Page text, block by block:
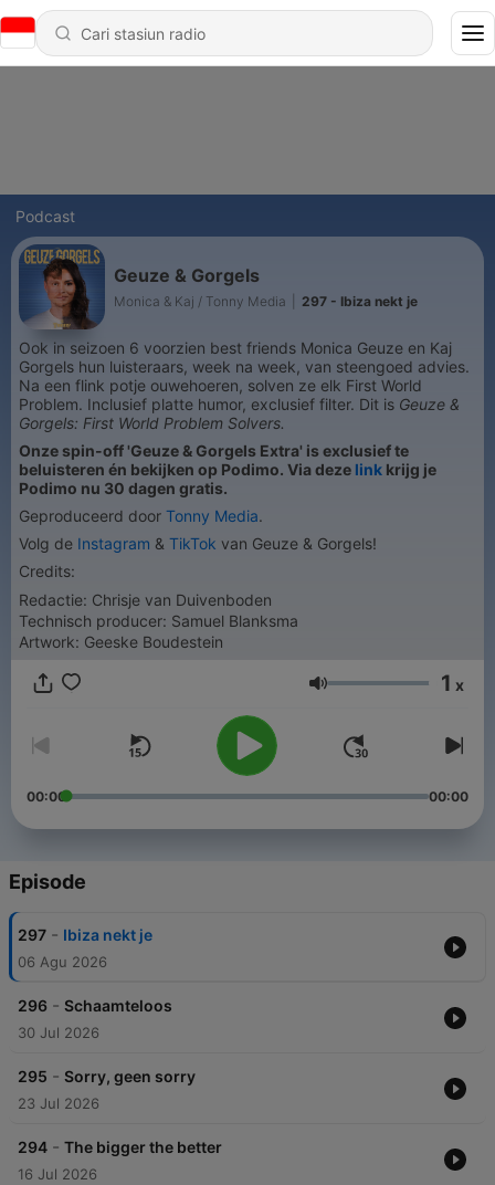
Podcast
Geuze & Gorgels
Monica & Kaj / Tonny Media 297 - Ibiza nekt je
Ook in seizoen 6 voorzien best friends Monica Geuze en Kaj
Gorgels hun luisteraars, week na week, van steengoed advies.
Na een flink potje ouwehoeren, solven ze elk First World
Problem. Inclusief platte humor, exclusief filter. Dit is Geuze &
Gorgels: First World Problem Solvers.
Onze spin-off 'Geuze & Gorgels Extra' is exclusief te
beluisteren én bekijken op Podimo. Via deze link krijg je
Podimo nu 30 dagen gratis.
Geproduceerd door Tonny Media.
Volg de Instagram & TikTok van Geuze & Gorgels!
Credits:
Redactie: Chrisje van Duivenboden
Technisch producer: Samuel Blanksma
Artwork: Geeske Boudestein
Volume 1 x
00:00 00:00
Episode
297 - Ibiza nekt je
06 Agu 2026
296 - Schaamteloos
30 Jul 2026
295 - Sorry, geen sorry
23 Jul 2026
294 - The bigger the better
16 Jul 2026